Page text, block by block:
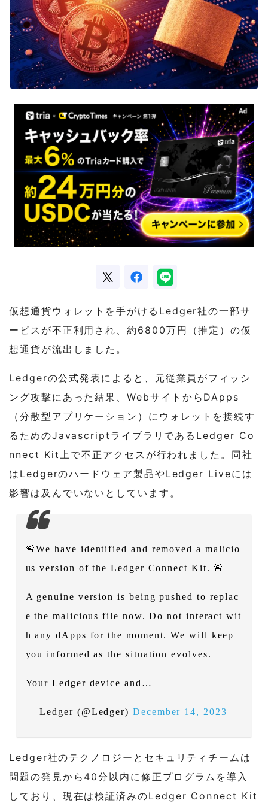
仮想通貨ウォレットを手がけるLedger社の一部サ
ービスが不正利用され、約6800万円（推定）の仮
想通貨が流出しました。
Ledgerの公式発表によると、元従業員がフィッシ
ング攻撃にあった結果、WebサイトからDApps
（分散型アプリケーション）にウォレットを接続す
るためのJavascriptライブラリであるLedger Co
nnect Kit上で不正アクセスが行われました。同社
はLedgerのハードウェア製品やLedger Liveには
影響は及んでいないとしています。
🚨We have identified and removed a malicio
us version of the Ledger Connect Kit. 🚨
A genuine version is being pushed to replac
e the malicious file now. Do not interact wit
h any dApps for the moment. We will keep
you informed as the situation evolves.
Your Ledger device and…
— Ledger (@Ledger)December 14, 2023
Ledger社のテクノロジーとセキュリティチームは
問題の発見から40分以内に修正プログラムを導入
しており、現在は検証済みのLedger Connect Kit